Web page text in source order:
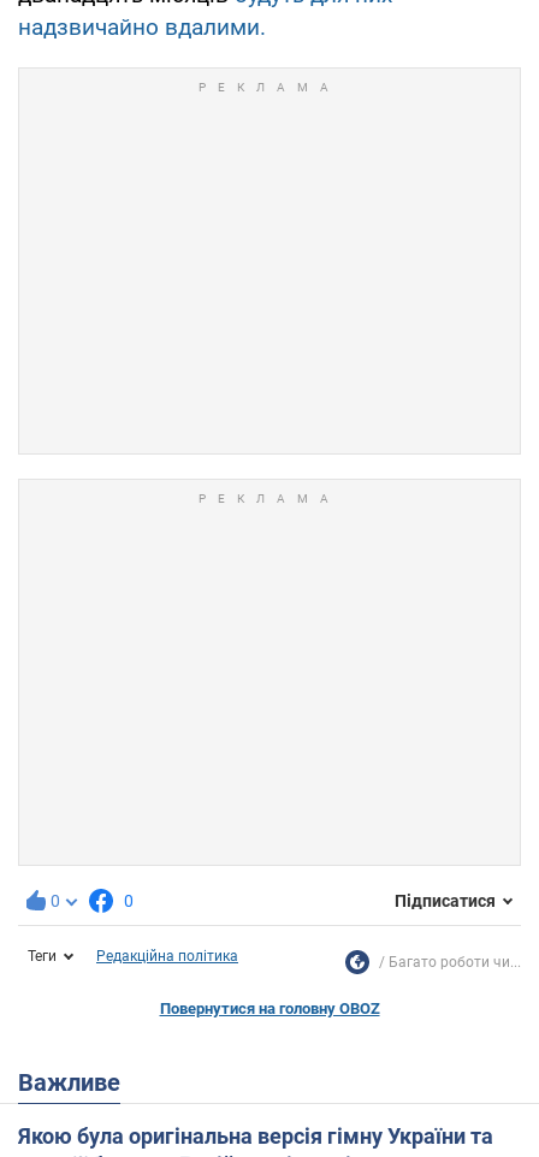
надзвичайно вдалими.
0 0 Підписатися
Теги Редакційна політика Багато роботи чи...
Повернутися на головну OBOZ
Важливе
Якою була оригінальна версія гімну України та